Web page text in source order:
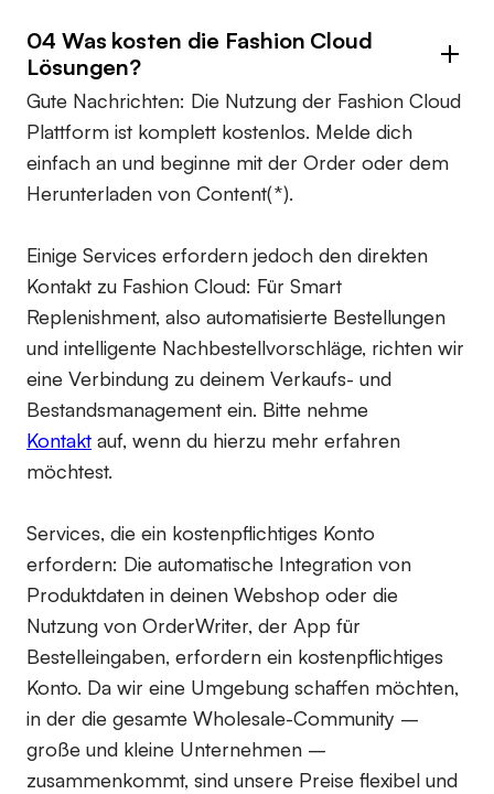
04 Was kosten die Fashion Cloud
Lösungen?
Gute Nachrichten: Die Nutzung der Fashion Cloud
Plattform ist komplett kostenlos. Melde dich
einfach an und beginne mit der Order oder dem
Herunterladen von Content(*).
Einige Services erfordern jedoch den direkten
Kontakt zu Fashion Cloud: Für Smart
Replenishment, also automatisierte Bestellungen
und intelligente Nachbestellvorschläge, richten wir
eine Verbindung zu deinem Verkaufs- und
Bestandsmanagement ein. Bitte nehme
Kontakt auf, wenn du hierzu mehr erfahren
möchtest.
Services, die ein kostenpflichtiges Konto
erfordern: Die automatische Integration von
Produktdaten in deinen Webshop oder die
Nutzung von OrderWriter, der App für
Bestelleingaben, erfordern ein kostenpflichtiges
Konto. Da wir eine Umgebung schaffen möchten,
in der die gesamte Wholesale-Community –
große und kleine Unternehmen –
zusammenkommt, sind unsere Preise flexibel und